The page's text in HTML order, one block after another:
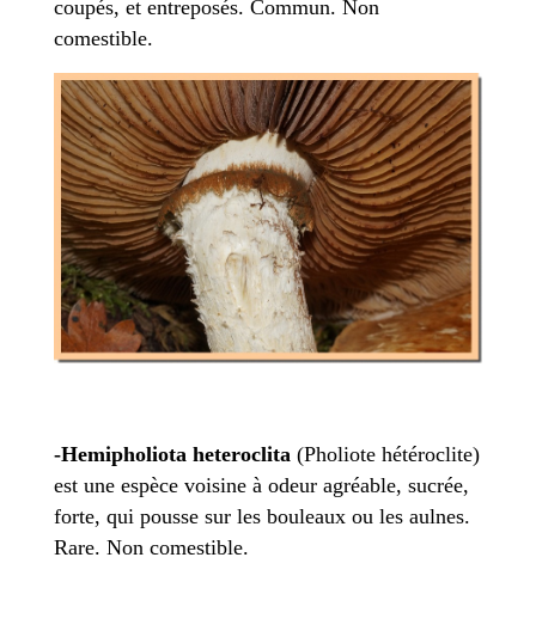
coupés, et entreposés. Commun. Non
comestible.
-Hemipholiota heteroclita (Pholiote hétéroclite)
est une espèce voisine à odeur agréable, sucrée,
forte, qui pousse sur les bouleaux ou les aulnes.
Rare. Non comestible.